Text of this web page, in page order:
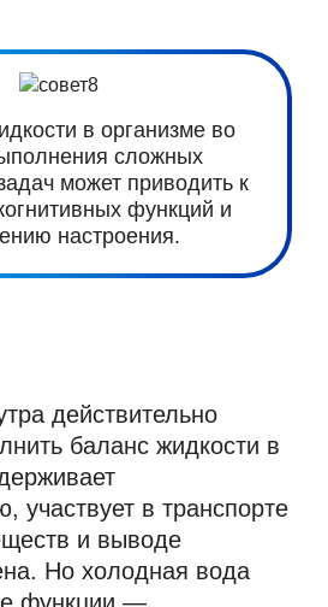
действительно
баланс жидкости в
участвует в транспорте
и выводе
Но холодная вода
в организме во
сложных
может приводить к
функций и
настроения.